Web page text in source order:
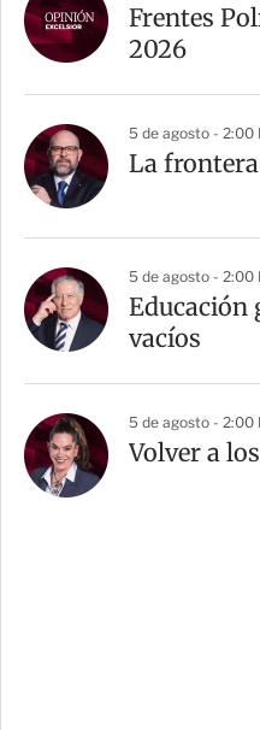
Frentes
2026
5 de agosto - 2:00
La
5 de agosto - 2:00
Educación
vacíos
5 de agosto - 2:00
Volver a